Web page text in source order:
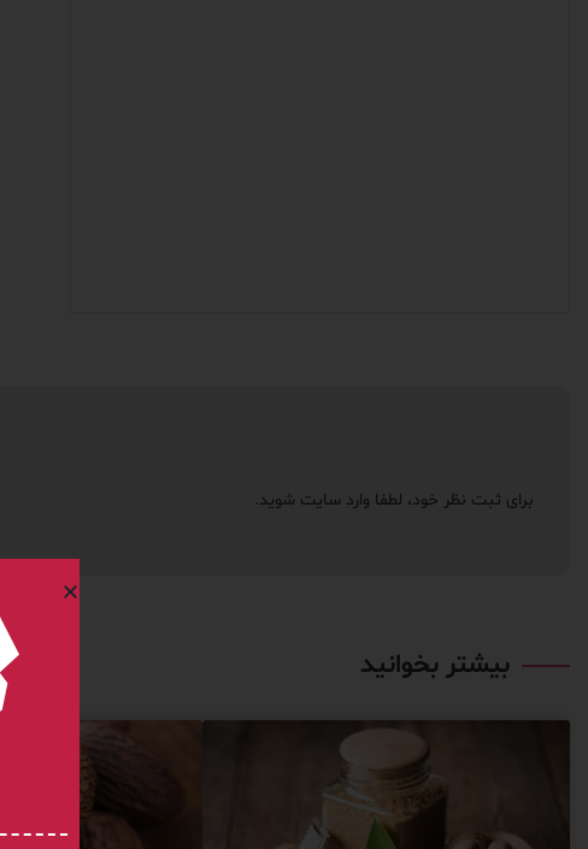
برای ثبت نظر خود، لطفا وارد سایت شوید.
بیشتر بخوانید